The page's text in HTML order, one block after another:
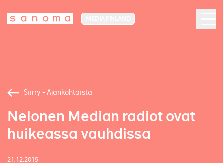
Siirry - Ajankohtaista
Nelonen Median radiot ovat
huikeassa vauhdissa
21.12.2015